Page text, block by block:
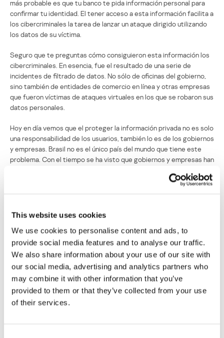
This website uses cookies
We use cookies to personalise content and ads, to
provide social media features and to analyse our traffic.
We also share information about your use of our site with
our social media, advertising and analytics partners who
may combine it with other information that you’ve
provided to them or that they’ve collected from your use
of their services.
más probable es que tu banco te pida información personal para
confirmar tu identidad. El tener acceso a esta información facilita a
los cibercriminales la tarea de lanzar un ataque dirigido utilizando
los datos de su víctima.
Seguro que te preguntas cómo consiguieron esta información los
cibercriminales. En esencia, fue el resultado de una serie de
incidentes de filtrado de datos. No sólo de oficinas del gobierno,
sino también de entidades de comercio en línea y otras empresas
que fueron víctimas de ataques virtuales en los que se robaron sus
datos personales.
Hoy en día vemos que el proteger la información privada no es solo
una responsabilidad de los usuarios, también lo es de los gobiernos
y empresas. Brasil no es el único país del mundo que tiene este
problema. Con el tiempo se ha visto que gobiernos y empresas han
datos con información sobre ciudadanos y empleados.
Tu información personal en manos de
criminales
Su dirección de correo electrónico no será publicada. Los
campos obligatorios están marcados con*